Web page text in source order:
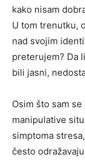
kako nisam
U tom trenutku,
nad svojim
preterujem? Da
bili jasni,
Osim što sam
manipulative
simptoma
često